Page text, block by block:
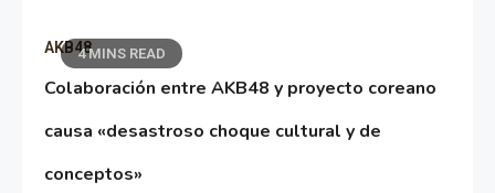
4 MINS READ
AKB48
Colaboración entre AKB48 y proyecto coreano
causa «desastroso choque cultural y de
conceptos»